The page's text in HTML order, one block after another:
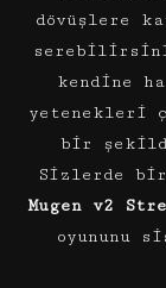
dövüşlere
kendine
yetenekleri
bir
Sizlerde
Mugen v2
oyununu